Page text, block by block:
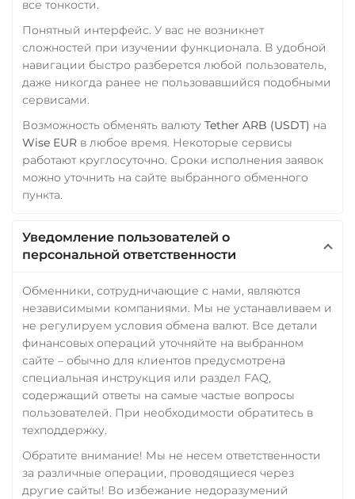
все тонкости.
Понятный интерфейс. У вас не возникнет
сложностей при изучении функционала. В удобной
навигации быстро разберется любой пользователь,
даже никогда ранее не пользовавшийся подобными
сервисами.
Возможность обменять валюту Tether ARB (USDT) на
Wise EUR в любое время. Некоторые сервисы
работают круглосуточно. Сроки исполнения заявок
можно уточнить на сайте выбранного обменного
пункта.
Уведомление пользователей о
персональной ответственности
Обменники, сотрудничающие с нами, являются
независимыми компаниями. Мы не устанавливаем и
не регулируем условия обмена валют. Все детали
финансовых операций уточняйте на выбранном
сайте – обычно для клиентов предусмотрена
специальная инструкция или раздел FAQ,
содержащий ответы на самые частые вопросы
пользователей. При необходимости обратитесь в
техподдержку.
Обратите внимание! Мы не несем ответственности
за различные операции, проводящиеся через
другие сайты! Во избежание недоразумений